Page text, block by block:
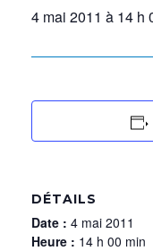
4 mai 2011 à 14 h
DÉTAILS
Date : 4 mai 2011
Heure : 14 h 00 min